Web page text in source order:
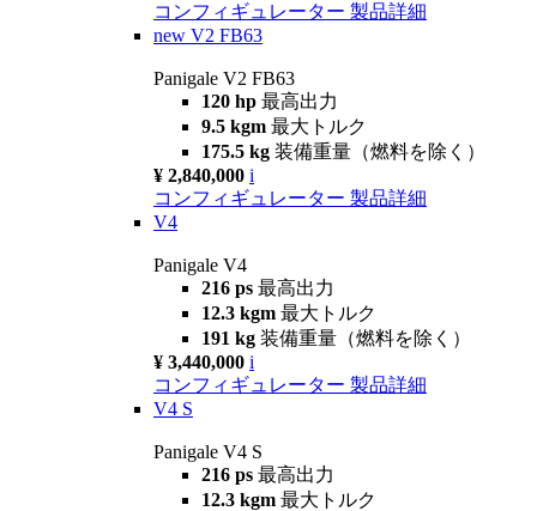
コンフィギュレーター 製品詳細
new V2 FB63
Panigale V2 FB63
120 hp 最高出力
9.5 kgm 最大トルク
175.5 kg 装備重量（燃料を除く）
¥ 2,840,000 i
コンフィギュレーター 製品詳細
V4
Panigale V4
216 ps 最高出力
12.3 kgm 最大トルク
191 kg 装備重量（燃料を除く）
¥ 3,440,000 i
コンフィギュレーター 製品詳細
V4 S
Panigale V4 S
216 ps 最高出力
12.3 kgm 最大トルク